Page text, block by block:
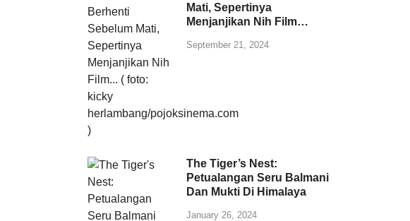
Mati, Sepertinya
Menjanjikan Nih Film…
September 21, 2024
The Tiger’s Nest:
Petualangan Seru Balmani
Dan Mukti Di Himalaya
January 26, 2024